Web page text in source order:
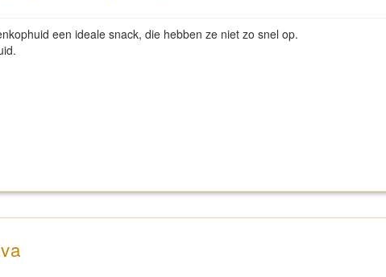
een ideale snack, die hebben ze niet zo snel op.